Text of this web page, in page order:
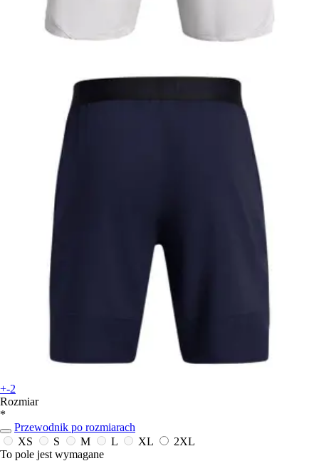
+-2
Rozmiar
*
Przewodnik po rozmiarach
XS
S M L XL
2XL
To pole jest wymagane